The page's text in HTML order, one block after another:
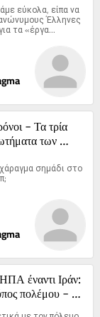
εύκολα, είπα να
Έλληνες
τα «έργα...
- Τα τρία
των
σημάδι στο
έναντι Ιράν:
πολέμου -